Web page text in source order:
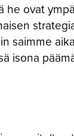
ovat
saimme
isona